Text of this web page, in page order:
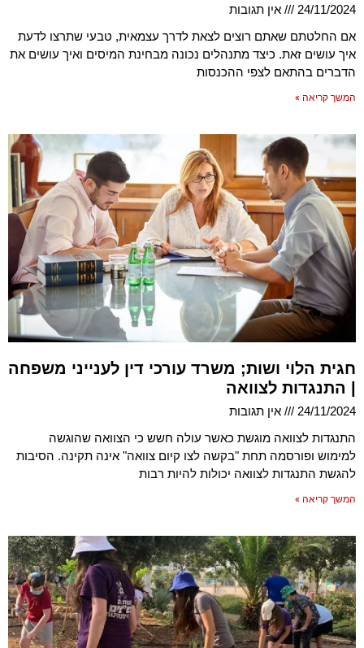
24/11/2024
אין תגובות
אם החלטתם שאתם רוצים לצאת לדרך עצמאית, טבעי שתרצו לדעת
איך עושים זאת. כיצד מתנהלים נכונה מבחינת המיסים ואיך עושים את
הדברים בהתאם לצפי ההכנסות
המשך קריאה »
חגית הלוי ושות; משרד עורכי דין לענייני משפחה
| התנגדות לצוואה
24/11/2024
אין תגובות
התנגדות לצוואה מוגשת כאשר עולה חשש כי הצוואה שהוגשה
למימוש ופורסמה תחת "בקשה לצו קיום צוואה" אינה תקינה. הסיבות
להגשת התנגדות לצוואה יכולות להיות רבות
המשך קריאה »